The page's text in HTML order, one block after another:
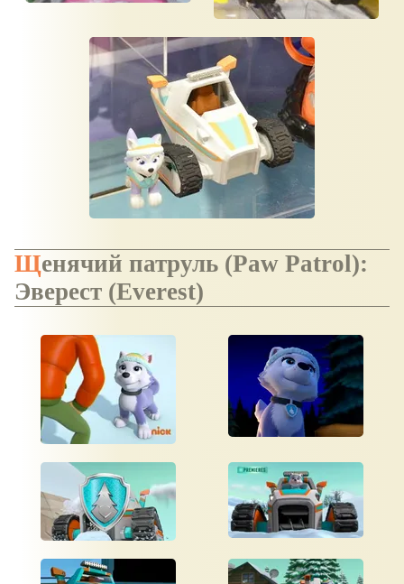
Щенячий патруль (Paw Patrol):
Эверест (Everest)